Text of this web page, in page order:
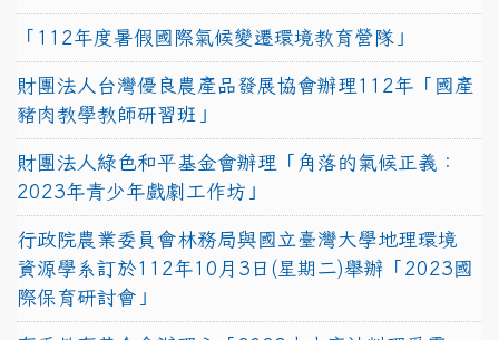
「112年度暑假國際氣候變遷環境教育營隊」
財團法人台灣優良農產品發展協會辦理112年「國產
豬肉教學教師研習班」
財團法人綠色和平基金會辦理「角落的氣候正義：
2023年青少年戲劇工作坊」
行政院農業委員會林務局與國立臺灣大學地理環境
資源學系訂於112年10月3日(星期二)舉辦「2023國
際保育研討會」